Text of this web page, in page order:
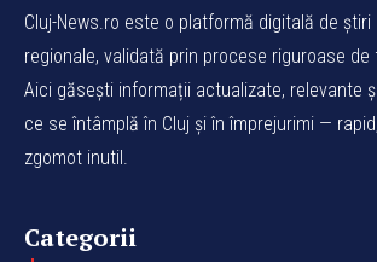
Cluj-News.ro este o platformă digitală de știri
regionale, validată prin procese riguroase de
Aici găsești informații actualizate, relevante
ce se întâmplă în Cluj și în împrejurimi —
zgomot inutil.
Categorii